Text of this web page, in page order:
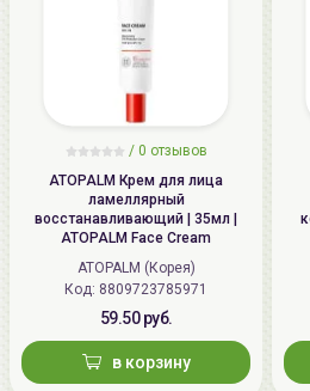
/ 0 отзывов
ATOPALM Крем для лица
ламеллярный
восстанавливающий | 35мл |
ATOPALM Face Cream
ATOPALM (Корея)
Код: 8809723785971
59.50 руб.
в корзину